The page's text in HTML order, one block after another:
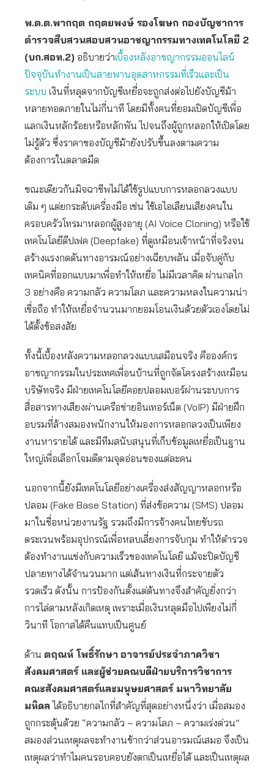
พ.ต.ต.พากฤต กฤตยพงษ์ รองโฆษก กองบัญชาการ
ตำรวจสืบสวนสอบสวนอาชญากรรมทางเทคโนโลยี 2
(บก.สอท.2) อธิบายว่าเบื้องหลังอาชญากรรมออนไลน์
ปัจจุบันทำงานเป็นสายพานอุตสาหกรรมที่เร็วและเป็น
ระบบ เงินที่หลุดจากบัญชีเหยื่อจะถูกส่งต่อไปยังบัญชีม้า
หลายทอดภายในไม่กี่นาที โดยมีทั้งคนที่ยอมเปิดบัญชีเพื่อ
แลกเงินหลักร้อยหรือหลักพัน ไปจนถึงผู้ถูกหลอกให้เปิดโดย
ไม่รู้ตัว ซึ่งราคาของบัญชีม้ายังปรับขึ้นลงตามความ
ต้องการในตลาดมืด
ขณะเดียวกันมิจฉาชีพไม่ได้ใช้รูปแบบการหลอกลวงแบบ
เดิม ๆ แต่ยกระดับเครื่องมือ เช่น ใช้เอไอเลียนเสียงคนใน
ครอบครัวโทรมาหลอกผู้สูงอายุ (AI Voice Cloning) หรือใช้
เทคโนโลยีดีปเฟค (Deepfake) ที่ดูเหมือนเจ้าหน้าที่จริงจน
สร้างแรงกดดันทางอารมณ์อย่างเฉียบพลัน เมื่อจับคู่กับ
เทคนิคที่ออกแบบมาเพื่อทำให้เหยื่อ ไม่มีเวลาคิด ผ่านกลไก
3 อย่างคือ ความกลัว ความโลภ และความหลงในความน่า
เชื่อถือ ทำให้เหยื่อจำนวนมากยอมโอนเงินด้วยตัวเองโดยไม่
ได้ตั้งข้อสงสัย
ทั้งนี้เบื้องหลังความหลอกลวงแบบเสมือนจริง คือองค์กร
อาชญากรรมในประเทศเพื่อนบ้านที่ถูกจัดโครงสร้างเหมือน
บริษัทจริง มีฝ่ายเทคโนโลยีคอยปลอมเบอร์ผ่านระบบการ
สื่อสารทางเสียงผ่านเครือข่ายอินเทอร์เน็ต (VoIP) มีฝ่ายฝึก
อบรมที่ล้างสมองพนักงานให้มองการหลอกลวงเป็นเพียง
งานหารายได้ และมีทีมสนับสนุนที่เก็บข้อมูลเหยื่อเป็นฐาน
ใหญ่เพื่อเลือกโจมตีตามจุดอ่อนของแต่ละคน
นอกจากนี้ยังมีเทคโนโลยีอย่างเครื่องส่งสัญญาหลอกหรือ
ปลอม (Fake Base Station) ที่ส่งข้อความ (SMS) ปลอม
มาในชื่อหน่วยงานรัฐ รวมถึงมีการจ้างคนไทยขับรถ
ตระเวนพร้อมอุปกรณ์เพื่อหลบเลี่ยงการจับกุม ทำให้ตำรวจ
ต้องทำงานแข่งกับความเร็วของเทคโนโลยี แม้จะปิดบัญชี
ปลายทางได้จำนวนมาก แต่เส้นทางเงินที่กระจายตัว
รวดเร็ว ดังนั้น การป้องกันตั้งแต่ต้นทางจึงสำคัญยิ่งกว่า
การไล่ตามหลังเกิดเหตุ เพราะเมื่อเงินหลุดมือไปเพียงไม่กี่
วินาที โอกาสได้คืนแทบเป็นศูนย์
ด้าน ตฤณห์ โพธิ์รักษา อาจารย์ประจำภาควิชา
สังคมศาสตร์ และผู้ช่วยคณบดีฝ่ายบริการวิชาการ
คณะสังคมศาสตร์และมนุษยศาสตร์ มหาวิทยาลัย
มหิดล ได้อธิบายกลไกที่สำคัญที่สุดอย่างหนึ่งว่า เมื่อสมอง
ถูกกระตุ้นด้วย “ความกลัว – ความโลภ – ความเร่งด่วน”
สมองส่วนเหตุผลจะทำงานช้ากว่าส่วนอารมณ์เสมอ จึงเป็น
เหตุผลว่าทำไมคนรอบคอบยังตกเป็นเหยื่อได้ และเป็นเหตุผล